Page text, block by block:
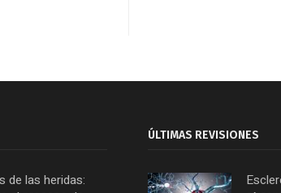
de las heridas:
ÚLTIMAS REVISIONES